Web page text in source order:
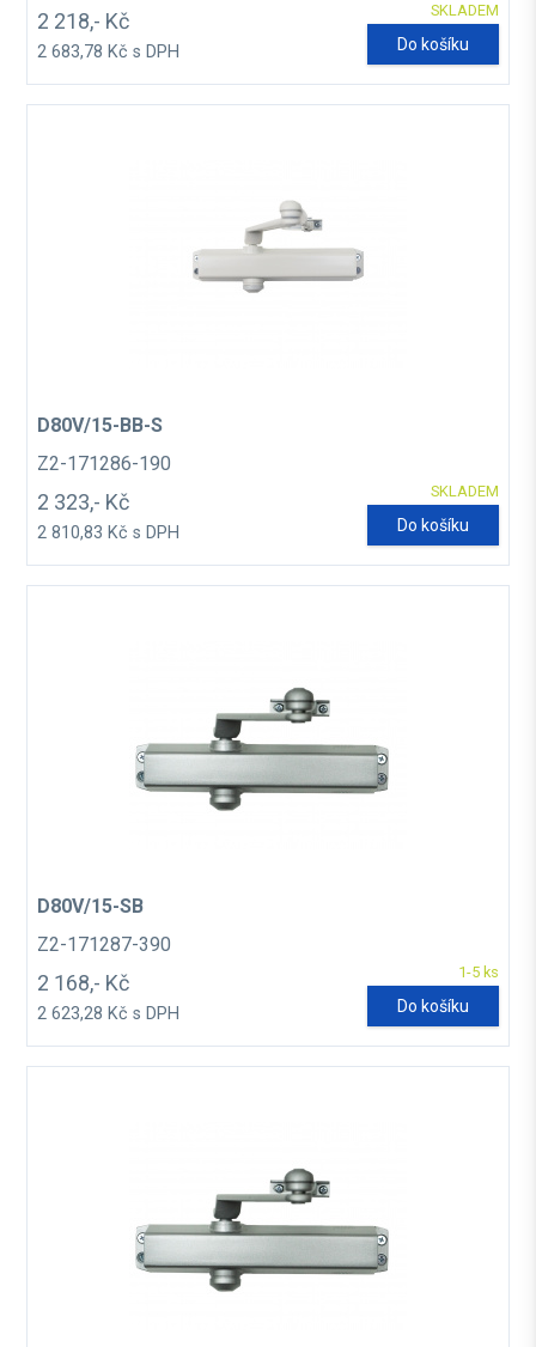
SKLADEM
2 218,- Kč
2 683,78 Kč s DPH Do košíku
D80V/15-BB-S
Z2-171286-190
SKLADEM
2 323,- Kč
2 810,83 Kč s DPH Do košíku
D80V/15-SB
Z2-171287-390
1-5 ks
2 168,- Kč
2 623,28 Kč s DPH Do košíku